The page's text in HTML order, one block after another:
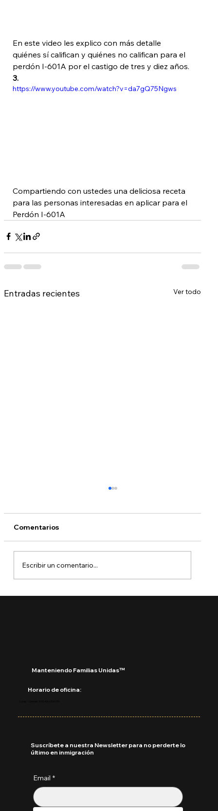
En este video les explico con más detalle
quiénes sí califican y quiénes no califican para el
perdón I-601A por el castigo de tres y diez años.
3.
https://www.youtube.com/watch?v=da7gQ75Ngws
Compartiendo con ustedes una deliciosa receta
para las personas interesadas en aplicar para el
Perdón I-601A
Entradas recientes Ver todo
Comentarios
Escribir un comentario...
Manteniendo Familias Unidas™
Horario de oficina:
Email *
Suscríbete a nuestra Newsletter para no perderte lo
último en inmigración